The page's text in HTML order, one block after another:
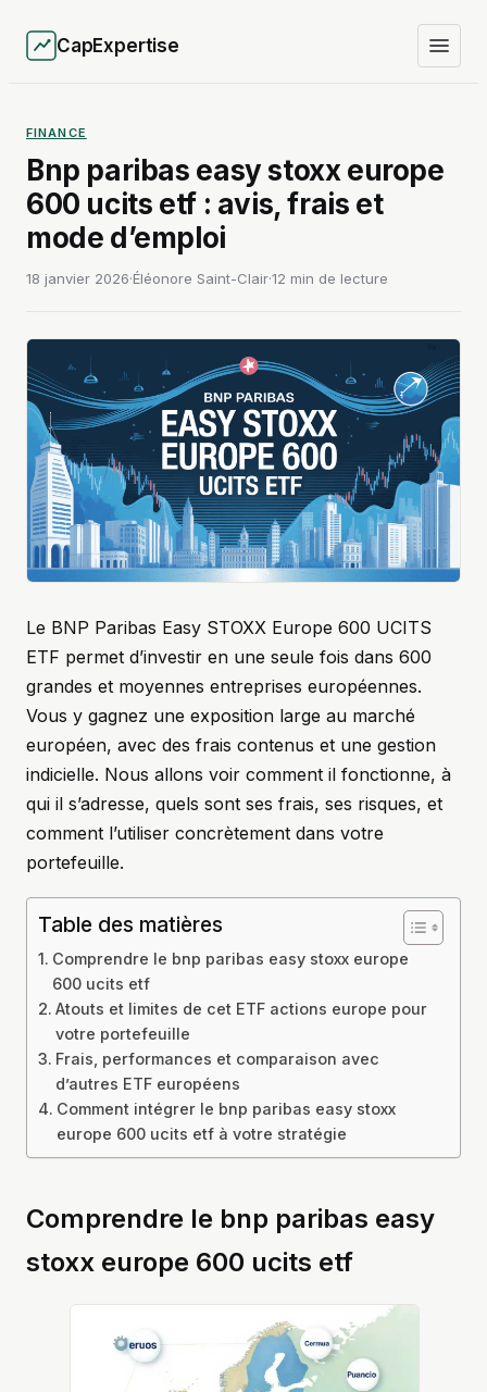
CapExpertise
FINANCE
Bnp paribas easy stoxx europe
600 ucits etf : avis, frais et
mode d’emploi
18 janvier 2026·Éléonore Saint-Clair·12 min de lecture
Le BNP Paribas Easy STOXX Europe 600 UCITS
ETF permet d’investir en une seule fois dans 600
grandes et moyennes entreprises européennes.
Vous y gagnez une exposition large au marché
européen, avec des frais contenus et une gestion
indicielle. Nous allons voir comment il fonctionne, à
qui il s’adresse, quels sont ses frais, ses risques, et
comment l’utiliser concrètement dans votre
portefeuille.
Table des matières
Comprendre le bnp paribas easy stoxx europe
600 ucits etf
Atouts et limites de cet ETF actions europe pour
votre portefeuille
Frais, performances et comparaison avec
d’autres ETF européens
Comment intégrer le bnp paribas easy stoxx
europe 600 ucits etf à votre stratégie
Comprendre le bnp paribas easy
stoxx europe 600 ucits etf